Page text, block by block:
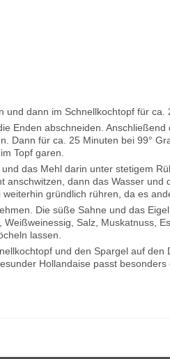
dann im Schnellkochtopf für ca.
Enden abschneiden.
Dann für ca. 25 Minuten bei 99°
Topf garen.
das Mehl darin unter stetigem
anschwitzen, dann das Wasser
gründlich rühren, da es
Die süße Sahne und das
Salz, Muskatnuss,
lassen.
und den Spargel auf
Hollandaise passt